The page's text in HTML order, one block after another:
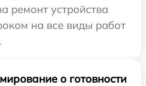
ремонт устройства
на все виды работ
о готовности